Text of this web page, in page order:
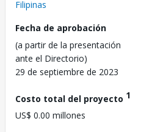
Filipinas
Fecha de aprobación
(a partir de la presentación
ante el Directorio)
29 de septiembre de 2023
Costo total del proyecto 1
US$ 0.00 millones